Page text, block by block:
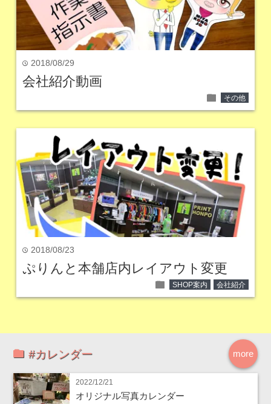
time 2018/08/29
会社紹介動画
folder その他
time 2018/08/23
ぷりんと本舗店内レイアウト変更
folder SHOP案内 会社紹介
more
#カレンダー
2022/12/21
オリジナル写真カレンダー